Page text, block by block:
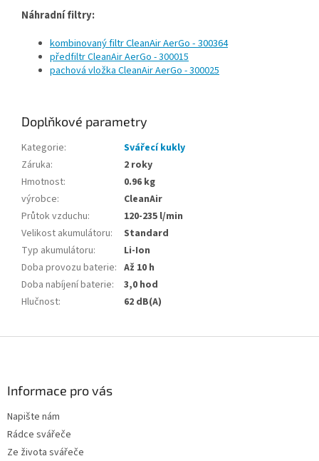
Náhradní filtry:
kombinovaný filtr CleanAir AerGo - 300364
předfiltr CleanAir AerGo - 300015
pachová vložka CleanAir AerGo - 300025
Doplňkové parametry
Kategorie:
Svářecí kukly
Záruka:
2 roky
Hmotnost:
0.96 kg
výrobce:
CleanAir
Průtok vzduchu:
120-235 l/min
Velikost akumulátoru:
Standard
Typ akumulátoru:
Li-Ion
Doba provozu baterie: Až 10 h
Doba nabíjení baterie:
3,0 hod
Hlučnost: 62 dB(A)
Informace pro vás
Napište nám
Rádce svářeče
Ze života svářeče